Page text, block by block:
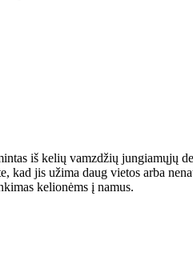
iš kelių vamzdžių jungiamųjų
kad jis užima daug vietos arba
kelionėms į namus.